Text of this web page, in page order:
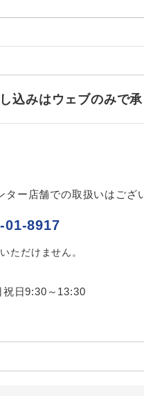
込みはウェブのみで承
ー店舗での取扱いはござ
01-8917
ただけません。
祝日9:30～13:30
利用航空会社が指
ご紹介するホテル
用 おひとり様でバス